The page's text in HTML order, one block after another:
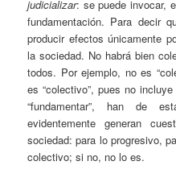
judicializar: se puede invocar,
fundamentación. Para decir
producir efectos únicamente
la sociedad. No habrá bien
todos. Por ejemplo, no es
es “colectivo”, pues no
“fundamentar”, han de
evidentemente generan
sociedad: para lo progresivo,
colectivo; si no, no lo es.